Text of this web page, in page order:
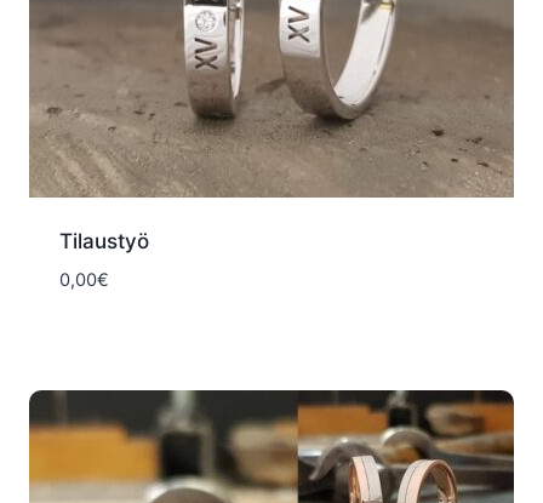
Tilaustyö
0,00€